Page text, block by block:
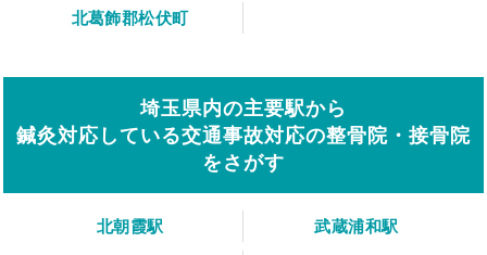
北葛飾郡松伏町
埼玉県内の主要駅から
鍼灸対応している交通事故対応の整骨院・接骨院
をさがす
北朝霞駅
武蔵浦和駅